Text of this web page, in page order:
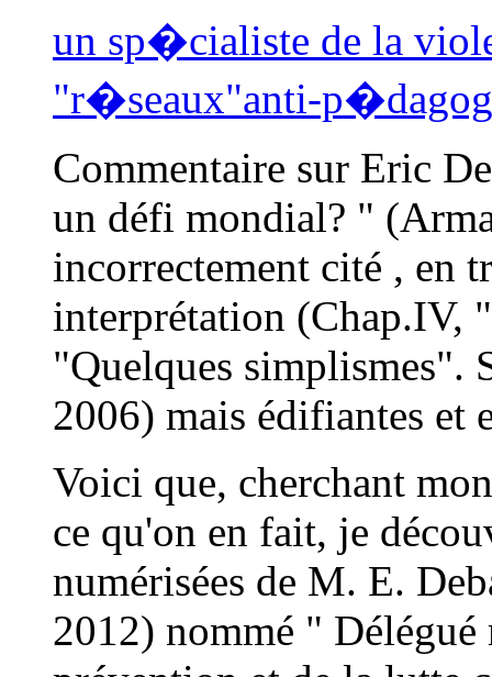
un sp�cialiste de la
"r�seaux"anti-
Commentaire sur Eric
un défi mondial? "
incorrectement cité , en
interprétation (Chap.IV,
"Quelques simplismes".
2006) mais édifiantes et
Voici que, cherchant
ce qu'on en fait, je
numérisées de M. E.
2012) nommé "